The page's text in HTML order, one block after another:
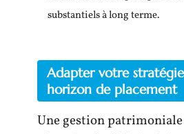
substantiels à long terme.
Adapter votre
horizon de placement
Une gestion